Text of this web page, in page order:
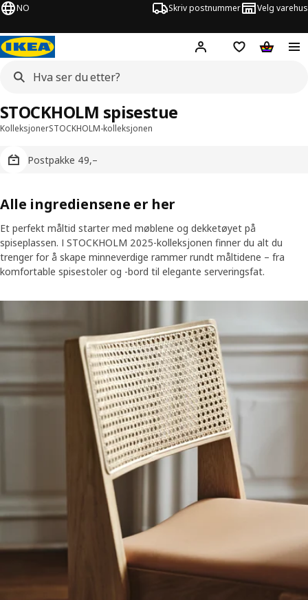
NO Skriv postnummer Velg varehus
Hej! Logg innHuskeliste
KolleksjonerSTOCKHOLM-kolleksjonen
Postpakke 49,–
STOCKHOLM spisestue
Alle ingrediensene er her
Et perfekt måltid starter med møblene og dekketøyet på
spiseplassen. I STOCKHOLM 2025-kolleksjonen finner du alt du
trenger for å skape minneverdige rammer rundt måltidene – fra
komfortable spisestoler og -bord til elegante serveringsfat.